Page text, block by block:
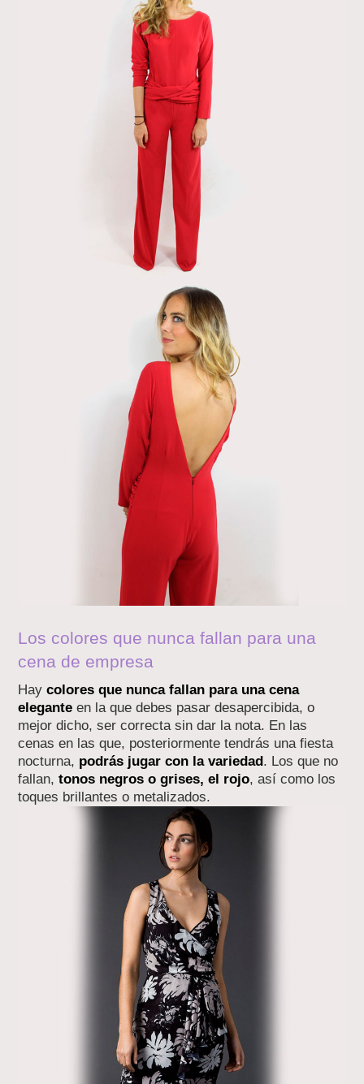
Los colores que nunca fallan para una
cena de empresa
Haycolores que nunca fallan para una cena
elegante en la que debes pasar desapercibida, o
mejor dicho, ser correcta sin dar la nota. En las
cenas en las que, posteriormente tendrás una fiesta
nocturna, podrás jugar con la variedad. Los que no
fallan,tonos negros o grises, el rojo, así como los
toques brillantes o metalizados.